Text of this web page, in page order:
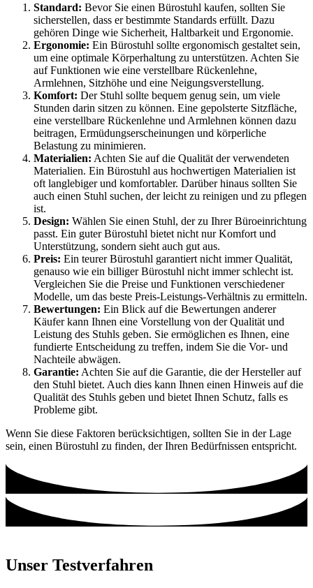
Standard: Bevor Sie einen Bürostuhl kaufen, sollten Sie
sicherstellen, dass er bestimmte Standards erfüllt. Dazu
gehören Dinge wie Sicherheit, Haltbarkeit und Ergonomie.
Ergonomie: Ein Bürostuhl sollte ergonomisch gestaltet sein,
um eine optimale Körperhaltung zu unterstützen. Achten Sie
auf Funktionen wie eine verstellbare Rückenlehne,
Armlehnen, Sitzhöhe und eine Neigungsverstellung.
Komfort: Der Stuhl sollte bequem genug sein, um viele
Stunden darin sitzen zu können. Eine gepolsterte Sitzfläche,
eine verstellbare Rückenlehne und Armlehnen können dazu
beitragen, Ermüdungserscheinungen und körperliche
Belastung zu minimieren.
Materialien: Achten Sie auf die Qualität der verwendeten
Materialien. Ein Bürostuhl aus hochwertigen Materialien ist
oft langlebiger und komfortabler. Darüber hinaus sollten Sie
auch einen Stuhl suchen, der leicht zu reinigen und zu pflegen
ist.
Design: Wählen Sie einen Stuhl, der zu Ihrer Büroeinrichtung
passt. Ein guter Bürostuhl bietet nicht nur Komfort und
Unterstützung, sondern sieht auch gut aus.
Preis: Ein teurer Bürostuhl garantiert nicht immer Qualität,
genauso wie ein billiger Bürostuhl nicht immer schlecht ist.
Vergleichen Sie die Preise und Funktionen verschiedener
Modelle, um das beste Preis-Leistungs-Verhältnis zu ermitteln.
Bewertungen: Ein Blick auf die Bewertungen anderer
Käufer kann Ihnen eine Vorstellung von der Qualität und
Leistung des Stuhls geben. Sie ermöglichen es Ihnen, eine
fundierte Entscheidung zu treffen, indem Sie die Vor- und
Nachteile abwägen.
Garantie: Achten Sie auf die Garantie, die der Hersteller auf
den Stuhl bietet. Auch dies kann Ihnen einen Hinweis auf die
Qualität des Stuhls geben und bietet Ihnen Schutz, falls es
Probleme gibt.
Wenn Sie diese Faktoren berücksichtigen, sollten Sie in der Lage
sein, einen Bürostuhl zu finden, der Ihren Bedürfnissen entspricht.
Unser Testverfahren